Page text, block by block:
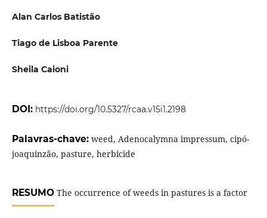
Alan Carlos Batistão
Tiago de Lisboa Parente
Sheila Caioni
DOI: https://doi.org/10.5327/rcaa.v15i1.2198
Palavras-chave: weed, Adenocalymna impressum, cipó-
joaquinzão, pasture, herbicide
RESUMOThe occurrence of weeds in pastures is a factor